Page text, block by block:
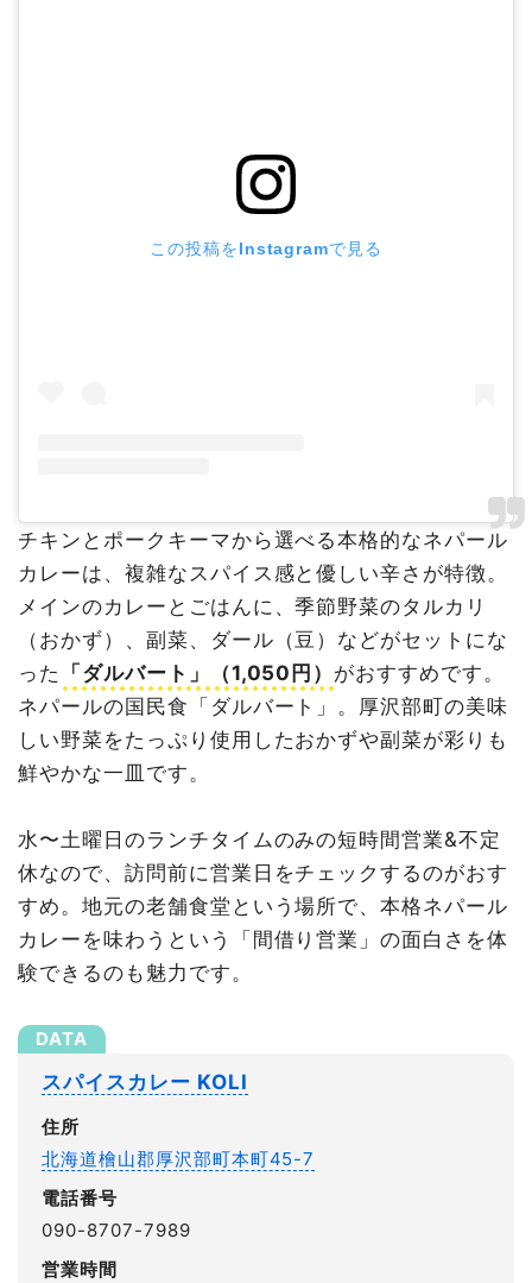
この投稿をInstagramで見る
チキンとポークキーマから選べる本格的なネパール
カレーは、複雑なスパイス感と優しい辛さが特徴。
メインのカレーとごはんに、季節野菜のタルカリ
（おかず）、副菜、ダール（豆）などがセットにな
った
「ダルバート」（1,050円） がおすすめです。
ネパールの国民食「ダルバート」。厚沢部町の美味
しい野菜をたっぷり使用したおかずや副菜が彩りも
鮮やかな一皿です。
水〜土曜日のランチタイムのみの短時間営業&不定
休なので、訪問前に営業日をチェックするのがおす
すめ。地元の老舗食堂という場所で、本格ネパール
カレーを味わうという「間借り営業」の面白さを体
験できるのも魅力です。
スパイスカレー KOLI
住所
北海道檜山郡厚沢部町本町45-7
電話番号
090-8707-7989
営業時間